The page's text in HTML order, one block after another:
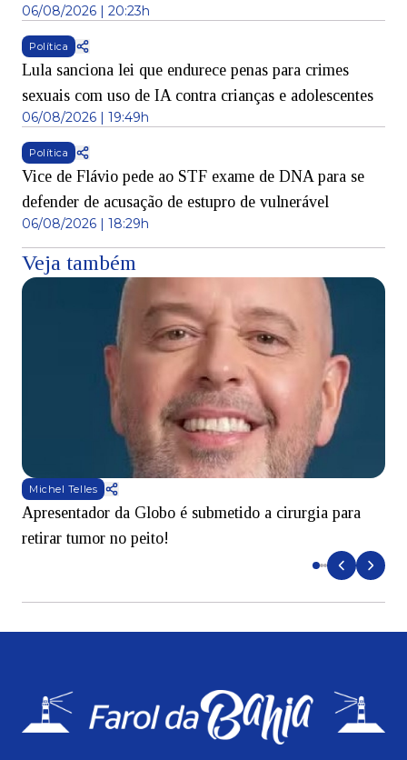
06/08/2026 | 20:23h
Política
Lula sanciona lei que endurece penas para crimes
sexuais com uso de IA contra crianças e adolescentes
06/08/2026 | 19:49h
Política
Vice de Flávio pede ao STF exame de DNA para se
defender de acusação de estupro de vulnerável
06/08/2026 | 18:29h
Veja também
Michel Telles
Apresentador da Globo é submetido a cirurgia para
retirar tumor no peito!